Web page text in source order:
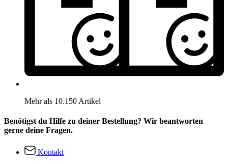
Mehr als 10.150 Artikel
Benötigst du Hilfe zu deiner Bestellung? Wir beantworten
gerne deine Fragen.
Kontakt